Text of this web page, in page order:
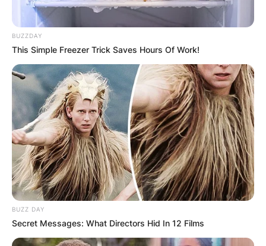
Доколку нема, тогаш ги полниме
хранилките и продолжуваме на работа.
Кога ќе се вратиме од работа, тие веќе
селектираме и чистиме и правиме план за
достава следниот ден. Во зимските месеци
сè е забавено, затоа што носивоста е
помала, но и тоа е дел од животот на
фарма.
BUZZDAY
This Simple Freezer Trick Saves Hours Of Work!
BUZZ DAY
Secret Messages: What Directors Hid In 12 Films